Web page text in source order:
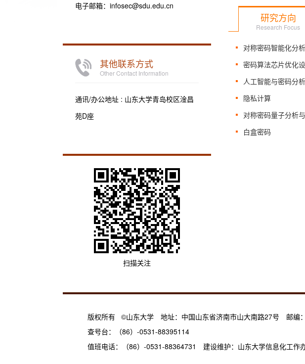
电子邮箱： infosec@sdu.edu.cn
其他联系方式
Other Contact Information
通讯/办公地址 : 山东大学青岛校区淦昌
苑D座
扫描关注
研究方向
Research Focus
对称密码智能化分
密码算法芯片优化
人工智能与密码分析
隐私计算
对称密码量子分析
白盒密码
版权所有 ©山东大学 地址：中国山东省济南市山大南路27号 邮编
查号台：（86）-0531-88395114
值班电话：（86）-0531-88364731 建设维护：山东大学信息化工